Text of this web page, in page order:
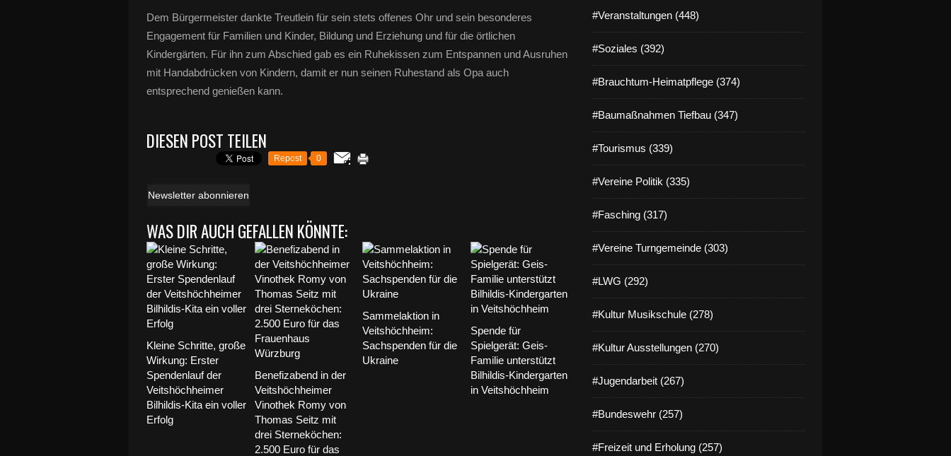
Dem Bürgermeister dankte Treutlein für sein stets offenes Ohr und sein besonderes
Engagement für Familien und Kinder, Bildung und Erziehung und für die örtlichen
Kindergärten. Für ihn zum Abschied gab es ein Ruhekissen zum Entspannen und Ausruhen
mit Handabdrücken von Kindern, damit er nun seinen Ruhestand als Opa auch
entsprechend genießen kann.
DIESEN POST TEILEN
Repost 0
Newsletter abonnieren
WAS DIR AUCH GEFALLEN KÖNNTE:
Kleine Schritte, große
Wirkung: Erster
Spendenlauf der
Veitshöchheimer
Bilhildis-Kita ein voller
Erfolg
Benefizabend in der
Veitshöchheimer
Vinothek Romy von
Thomas Seitz mit
drei Sterneköchen:
2.500 Euro für das
Sammelaktion in
Veitshöchheim:
Sachspenden für die
Ukraine
Spende für
Spielgerät: Geis-
Familie unterstützt
Bilhildis-Kindergarten
in Veitshöchheim
#Veranstaltungen (448)
#Soziales (392)
#Brauchtum-Heimatpflege (374)
#Baumaßnahmen Tiefbau (347)
#Tourismus (339)
#Vereine Politik (335)
#Fasching (317)
#Vereine Turngemeinde (303)
#LWG (292)
#Kultur Musikschule (278)
#Kultur Ausstellungen (270)
#Jugendarbeit (267)
#Bundeswehr (257)
#Freizeit und Erholung (257)